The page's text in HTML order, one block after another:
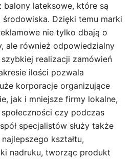
lateksowe, które są
Dzięki temu marki
nie tylko dbają o
ale również odpowiedzialny
realizacji zamówień
ilości pozwala
korporacje organizujące
jak i mniejsze firmy lokalne,
czy podczas
specjalistów służy także
kształtu,
nadruku, tworząc produkt